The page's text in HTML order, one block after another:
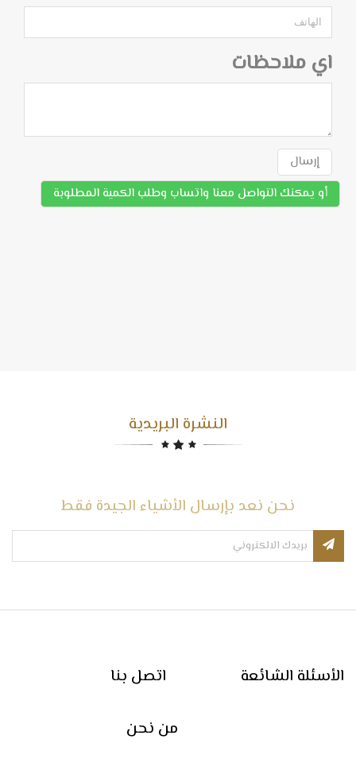
اي ملاحظات
إرسال
أو يمكنك التواصل معنا واتساب وطلب الكمية المطلوبة
النشرة البريدية
نحن نعد بإرسال الأشياء الجيدة فقط
اتصل بنا الأسئلة الشائعة
من نحن